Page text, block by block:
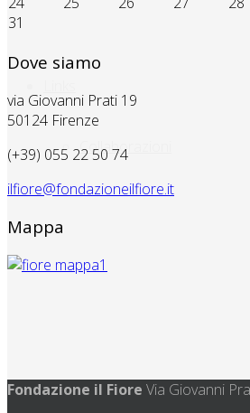
Collaborazioni
31
Dove siamo
via Giovanni Prati 19
50124 Firenze
(+39) 055 22 50 74
ilfiore@fondazioneilfiore.it
Mappa
Fondazione il Fiore Via Giovanni